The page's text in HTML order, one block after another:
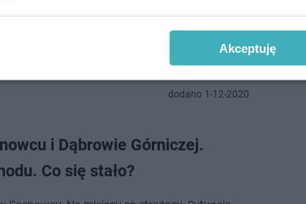
Wola. Kobieta próbowała pokonać
dodano 1-12-2020
i Dąbrowie Górniczej.
Co się stało?
Akceptuję